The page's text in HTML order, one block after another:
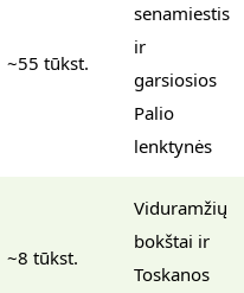
~55 tūkst.
senamiestis
ir
garsiosios
Palio
lenktynės
~8 tūkst.
Viduramžių
bokštai ir
Toskanos